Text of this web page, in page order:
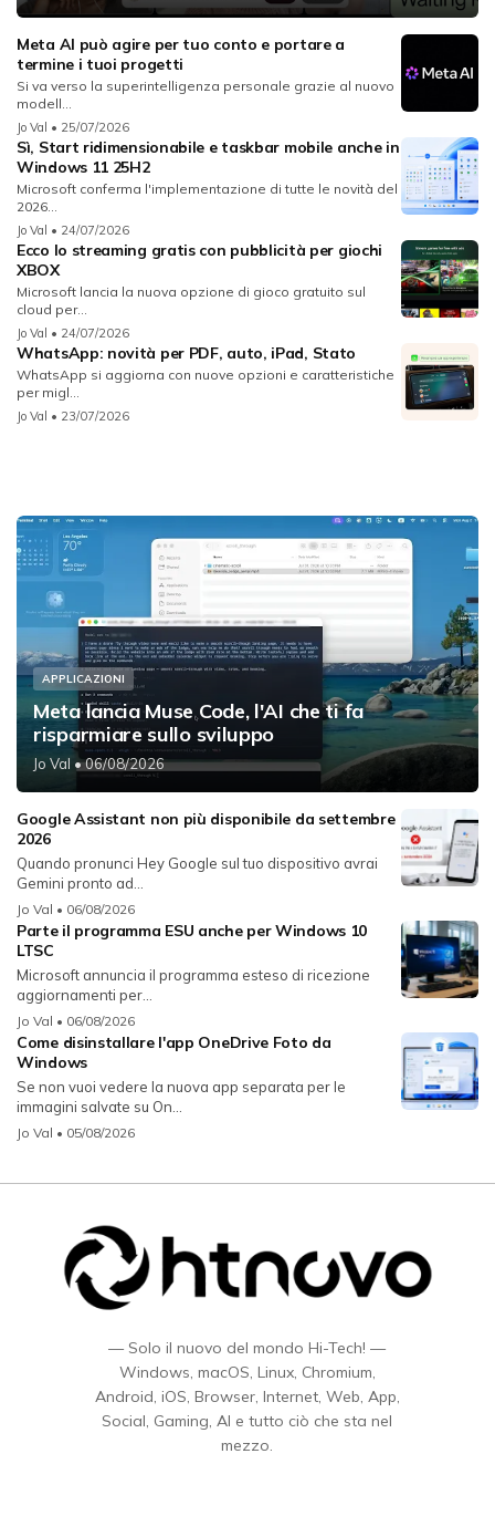
Meta AI può agire per tuo conto e portare a
termine i tuoi progetti
Si va verso la superintelligenza personale grazie al nuovo
modell...
Jo Val • 25/07/2026
Sì, Start ridimensionabile e taskbar mobile anche in
Windows 11 25H2
Microsoft conferma l'implementazione di tutte le novità del
2026...
Jo Val • 24/07/2026
Ecco lo streaming gratis con pubblicità per giochi
XBOX
Microsoft lancia la nuova opzione di gioco gratuito sul
cloud per...
Jo Val • 24/07/2026
WhatsApp: novità per PDF, auto, iPad, Stato
WhatsApp si aggiorna con nuove opzioni e caratteristiche
per migl...
Jo Val • 23/07/2026
APPLICAZIONI
Meta lancia Muse Code, l'AI che ti fa
risparmiare sullo sviluppo
Jo Val • 06/08/2026
Google Assistant non più disponibile da settembre
2026
Quando pronunci Hey Google sul tuo dispositivo avrai
Gemini pronto ad...
Jo Val • 06/08/2026
Parte il programma ESU anche per Windows 10
LTSC
Microsoft annuncia il programma esteso di ricezione
aggiornamenti per...
Jo Val • 06/08/2026
Come disinstallare l'app OneDrive Foto da
Windows
Se non vuoi vedere la nuova app separata per le
immagini salvate su On...
Jo Val • 05/08/2026
— Solo il nuovo del mondo Hi-Tech! —
Windows, macOS, Linux, Chromium,
Android, iOS, Browser, Internet, Web, App,
Social, Gaming, AI e tutto ciò che sta nel
mezzo.